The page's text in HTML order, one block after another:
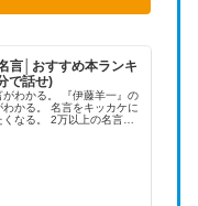
言│おすすめ本ランキ
で話せ)
がわかる。 『伊藤羊一』の
かる。 名言をキッカケに
なる。 2万以上の名言を